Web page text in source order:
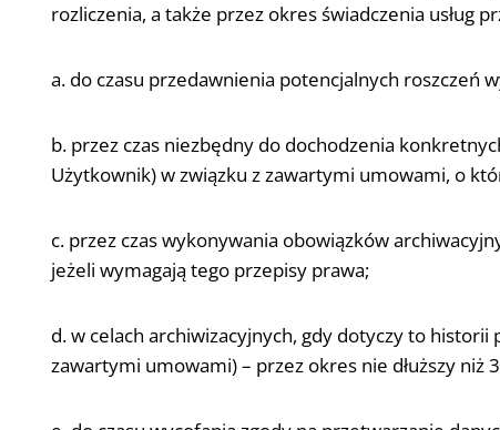
rozliczenia, a także przez okres świadczenia usług
a. do czasu przedawnienia potencjalnych roszczeń
b. przez czas niezbędny do dochodzenia
Użytkownik) w związku z zawartymi umowami, o
c. przez czas wykonywania obowiązków
jeżeli wymagają tego przepisy prawa;
d. w celach archiwizacyjnych, gdy dotyczy to
zawartymi umowami) – przez okres nie dłuższy niż